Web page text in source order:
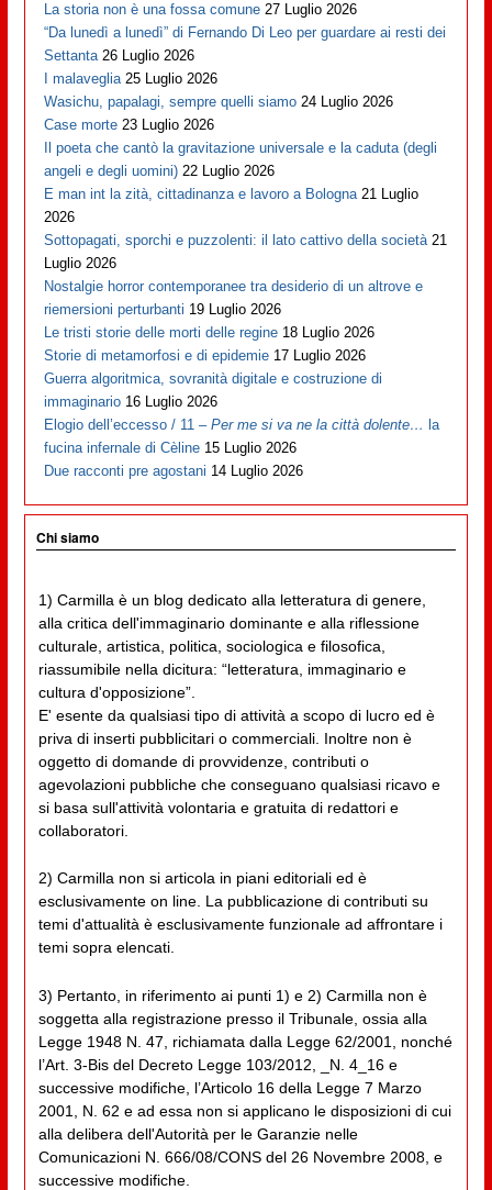
La storia non è una fossa comune 27 Luglio 2026
“Da lunedì a lunedì” di Fernando Di Leo per guardare ai resti dei
Settanta 26 Luglio 2026
I malaveglia 25 Luglio 2026
Wasichu, papalagi, sempre quelli siamo 24 Luglio 2026
Case morte 23 Luglio 2026
Il poeta che cantò la gravitazione universale e la caduta (degli
angeli e degli uomini) 22 Luglio 2026
E man int la zità, cittadinanza e lavoro a Bologna 21 Luglio
2026
Sottopagati, sporchi e puzzolenti: il lato cattivo della società 21
Luglio 2026
Nostalgie horror contemporanee tra desiderio di un altrove e
riemersioni perturbanti 19 Luglio 2026
Le tristi storie delle morti delle regine 18 Luglio 2026
Storie di metamorfosi e di epidemie 17 Luglio 2026
Guerra algoritmica, sovranità digitale e costruzione di
immaginario 16 Luglio 2026
Elogio dell’eccesso / 11 –Per me si va ne la città dolente… la
fucina infernale di Cèline 15 Luglio 2026
Due racconti pre agostani 14 Luglio 2026
Chi siamo
1) Carmilla è un blog dedicato alla letteratura di genere,
alla critica dell'immaginario dominante e alla riflessione
culturale, artistica, politica, sociologica e filosofica,
riassumibile nella dicitura: “letteratura, immaginario e
cultura d'opposizione”.
E' esente da qualsiasi tipo di attività a scopo di lucro ed è
priva di inserti pubblicitari o commerciali. Inoltre non è
oggetto di domande di provvidenze, contributi o
agevolazioni pubbliche che conseguano qualsiasi ricavo e
si basa sull'attività volontaria e gratuita di redattori e
collaboratori.
2) Carmilla non si articola in piani editoriali ed è
esclusivamente on line. La pubblicazione di contributi su
temi d'attualità è esclusivamente funzionale ad affrontare i
temi sopra elencati.
3) Pertanto, in riferimento ai punti 1) e 2) Carmilla non è
soggetta alla registrazione presso il Tribunale, ossia alla
Legge 1948 N. 47, richiamata dalla Legge 62/2001, nonché
l’Art. 3-Bis del Decreto Legge 103/2012, _N. 4_16 e
successive modifiche, l’Articolo 16 della Legge 7 Marzo
2001, N. 62 e ad essa non si applicano le disposizioni di cui
alla delibera dell'Autorità per le Garanzie nelle
Comunicazioni N. 666/08/CONS del 26 Novembre 2008, e
successive modifiche.